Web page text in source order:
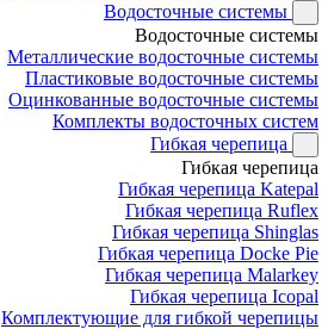
Водосточные системы
Водосточные системы
Металлические водосточные системы
Пластиковые водосточные системы
Оцинкованные водосточные системы
Комплекты водосточных систем
Гибкая черепица
Гибкая черепица
Гибкая черепица Katepal
Гибкая черепица Ruflex
Гибкая черепица Shinglas
Гибкая черепица Docke Pie
Гибкая черепица Malarkey
Гибкая черепица Icopal
Комплектующие для гибкой черепицы